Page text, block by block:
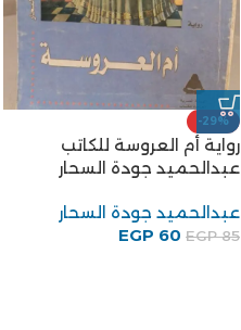
-29%
رواية أم العروسة للكاتب
عبدالحميد جودة السحار
عبدالحميد جودة السحار
EGP85
EGP 60